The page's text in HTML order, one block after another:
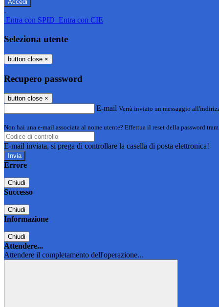
-
Entra con SPID Entra con CIE
Seleziona utente
button close ×
Recupero password
button close ×
E-mail Verrà inviato un messaggio
Non hai una e-mail associata al nome utente? Effettua il reset della password
E-mail inviata, si prega di controllare la casella di posta elettronica!
Errore
Chiudi
Successo
Chiudi
Informazione
Chiudi
Attendere...
Attendere il completamento dell'operazione...